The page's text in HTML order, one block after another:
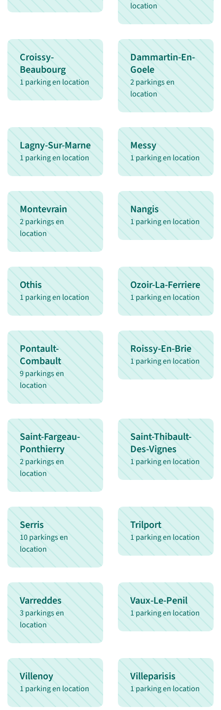
location
Croissy-
Beaubourg
1 parking en location
Dammartin-En-
Goele
2 parkings en
location
Lagny-Sur-Marne
1 parking en location
Messy
1 parking en location
Montevrain
2 parkings en
location
Nangis
1 parking en location
Othis
1 parking en location
Ozoir-La-Ferriere
1 parking en location
Pontault-
Combault
9 parkings en
location
Roissy-En-Brie
1 parking en location
Saint-Fargeau-
Ponthierry
2 parkings en
location
Saint-Thibault-
Des-Vignes
1 parking en location
Serris
10 parkings en
location
Trilport
1 parking en location
Varreddes
3 parkings en
location
Vaux-Le-Penil
1 parking en location
Villenoy
1 parking en location
Villeparisis
1 parking en location